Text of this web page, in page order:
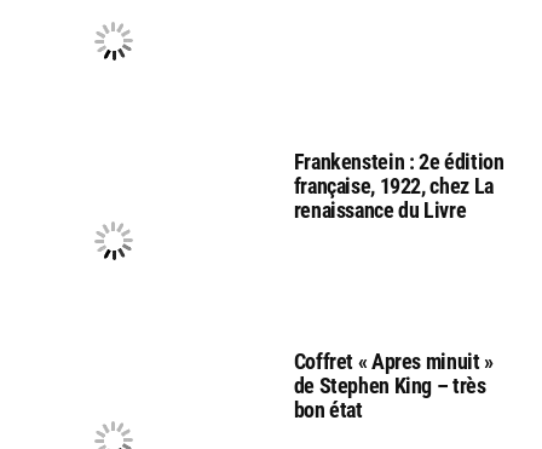
Frankenstein : 2e édition
française, 1922, chez La
renaissance du Livre
Coffret « Apres minuit »
de Stephen King – très
bon état